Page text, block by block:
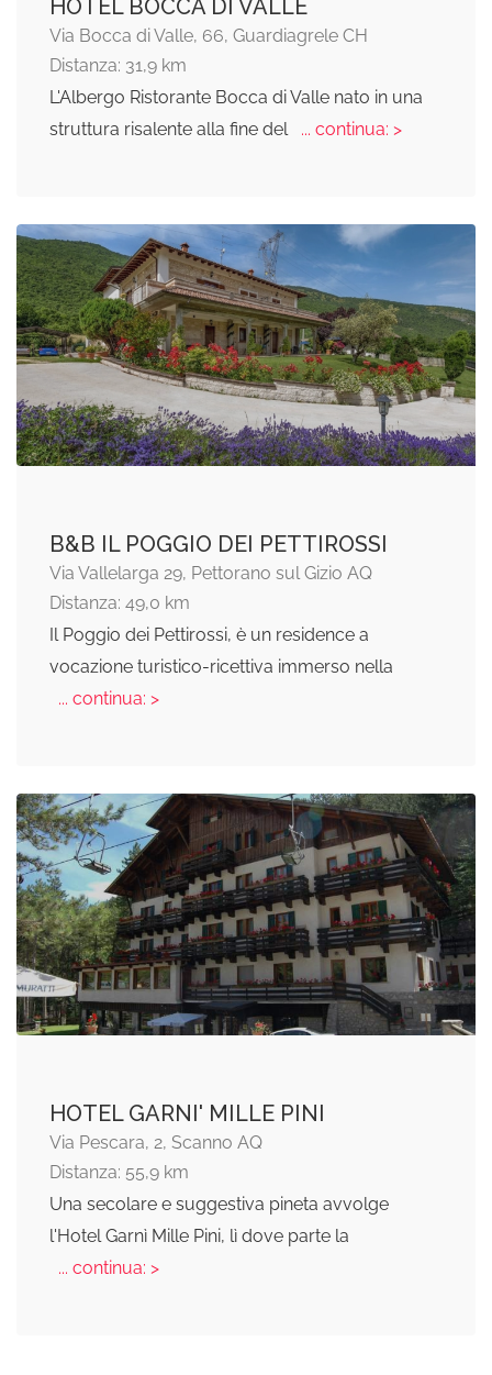
HOTEL BOCCA DI VALLE
Via Bocca di Valle, 66, Guardiagrele CH
Distanza: 31,9 km
L'Albergo Ristorante Bocca di Valle nato in una
struttura risalente alla fine del
... continua: >
B&B IL POGGIO DEI PETTIROSSI
Via Vallelarga 29, Pettorano sul Gizio AQ
Distanza: 49,0 km
Il Poggio dei Pettirossi, è un residence a
vocazione turistico-ricettiva immerso nella
... continua: >
HOTEL GARNI' MILLE PINI
Via Pescara, 2, Scanno AQ
Distanza: 55,9 km
Una secolare e suggestiva pineta avvolge
l'Hotel Garnì Mille Pini, lì dove parte la
... continua: >